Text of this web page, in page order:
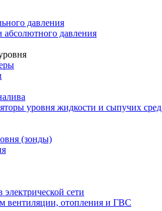
давления
давления
уровня жидкости и сыпучих сред
(зонды)
сети
вентиляции, отопления и ГВС